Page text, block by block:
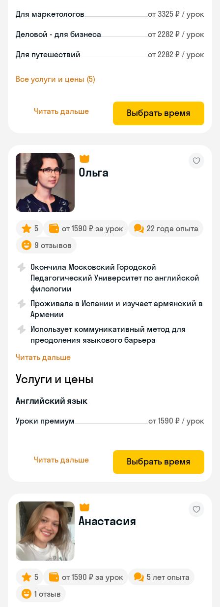
Для маркетологов от 3325 ₽ / урок
Деловой - для бизнеса от 2282 ₽ / урок
Для путешествий от 2282 ₽ / урок
Все услуги и цены (5)
Читать дальше Выбрать время
Ольга
5 от 1590 ₽ за урок
22 года опыта
9 отзывов
Окончила Московский Городской
Педагогический Университет по английской
филологии
Проживала в Испании и изучает армянский в
Армении
Использует коммуникативный метод для
преодоления языкового барьера
Читать дальше
Услуги и цены
Английский язык
Уроки премиум от 1590 ₽ / урок
Читать дальше Выбрать время
Анастасия
5 от 1590 ₽ за урок
5 лет опыта
1 отзыв